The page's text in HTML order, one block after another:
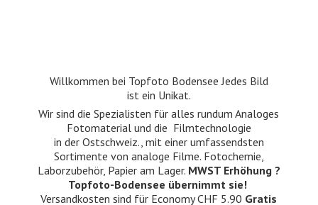
Willkommen bei Topfoto Bodensee Jedes Bild
ist ein Unikat.
Wir sind die Spezialisten für alles rundum Analoges
Fotomaterial und die Filmtechnologie
in der Ostschweiz., mit einer umfassendsten
Sortimente von analoge Filme. Fotochemie,
Laborzubehör, Papier am Lager. MWST Erhöhung ?
Topfoto-Bodensee übernimmt sie!
Versandkosten sind für Economy CHF 5.90 Gratis